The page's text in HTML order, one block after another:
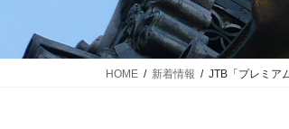
HOME 新着情報 JTB「プレミア